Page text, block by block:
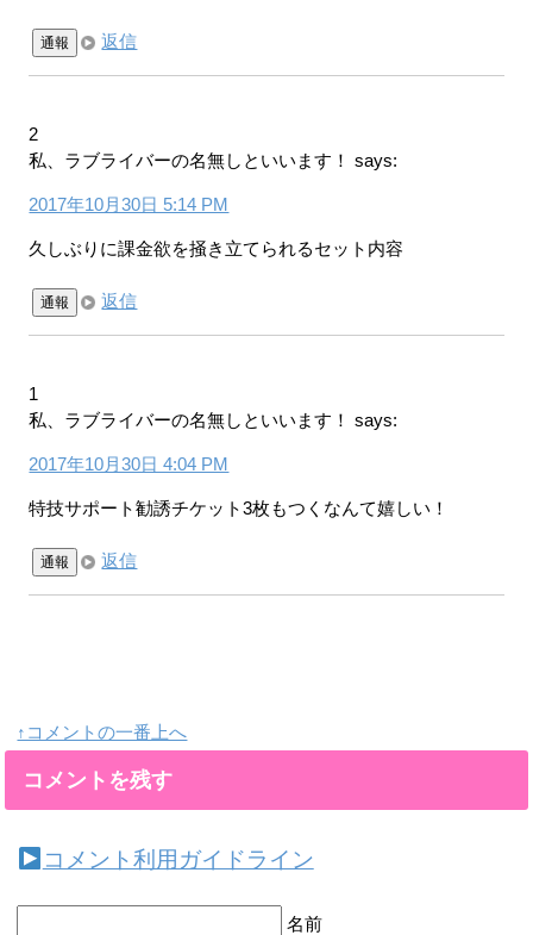
通報 返信
2
私、ラブライバーの名無しといいます！
says:
2017年10月30日 5:14 PM
久しぶりに課金欲を掻き立てられるセット内容
通報 返信
1
私、ラブライバーの名無しといいます！
says:
2017年10月30日 4:04 PM
特技サポート勧誘チケット3枚もつくなんて嬉しい！
通報 返信
↑コメントの一番上へ
コメントを残す
コメント利用ガイドライン
名前